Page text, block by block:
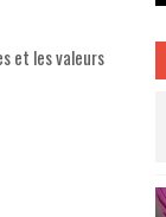
et les valeurs